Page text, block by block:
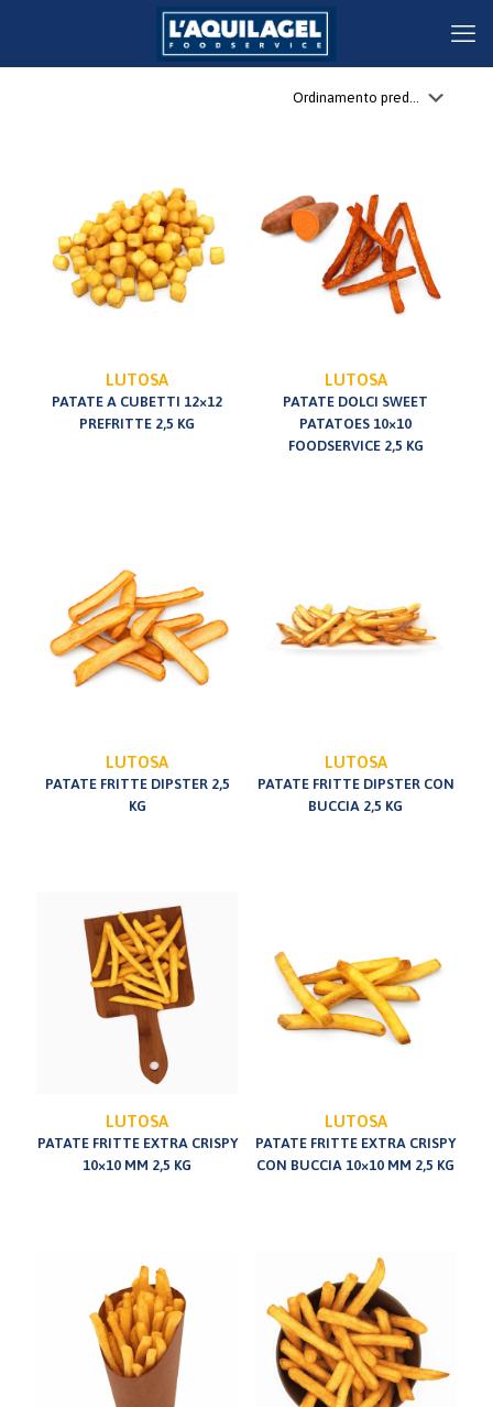
LUTOSA
PATATE A CUBETTI 12×12
PREFRITTE 2,5 KG
LUTOSA
PATATE DOLCI SWEET
PATATOES 10×10
FOODSERVICE 2,5 KG
LUTOSA
PATATE FRITTE DIPSTER 2,5
KG
LUTOSA
PATATE FRITTE DIPSTER CON
BUCCIA 2,5 KG
LUTOSA
PATATE FRITTE EXTRA CRISPY
10×10 MM 2,5 KG
LUTOSA
PATATE FRITTE EXTRA CRISPY
CON BUCCIA 10×10 MM 2,5 KG